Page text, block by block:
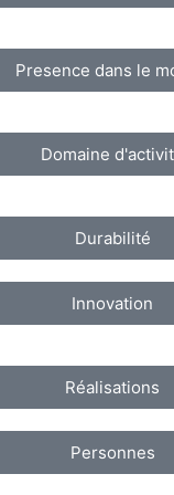
Presence dans le
Domaine
Durabilité
Innovation
Réalisations
Personnes